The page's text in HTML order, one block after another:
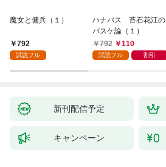
魔女と傭兵（１）
792
試読フル
ハナバス 苔石花江の
バスケ論（１）
792
110
試読フル 割引
新刊配信予定
キャンペーン